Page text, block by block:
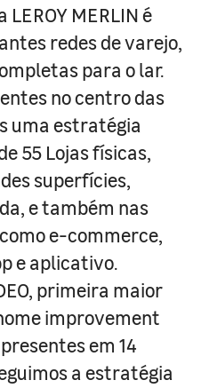
MERLIN é
redes de varejo,
para o lar.
no centro das
uma estratégia
55 Lojas físicas,
superfícies,
e também nas
e-commerce,
e aplicativo.
primeira maior
improvement
em 14
a estratégia